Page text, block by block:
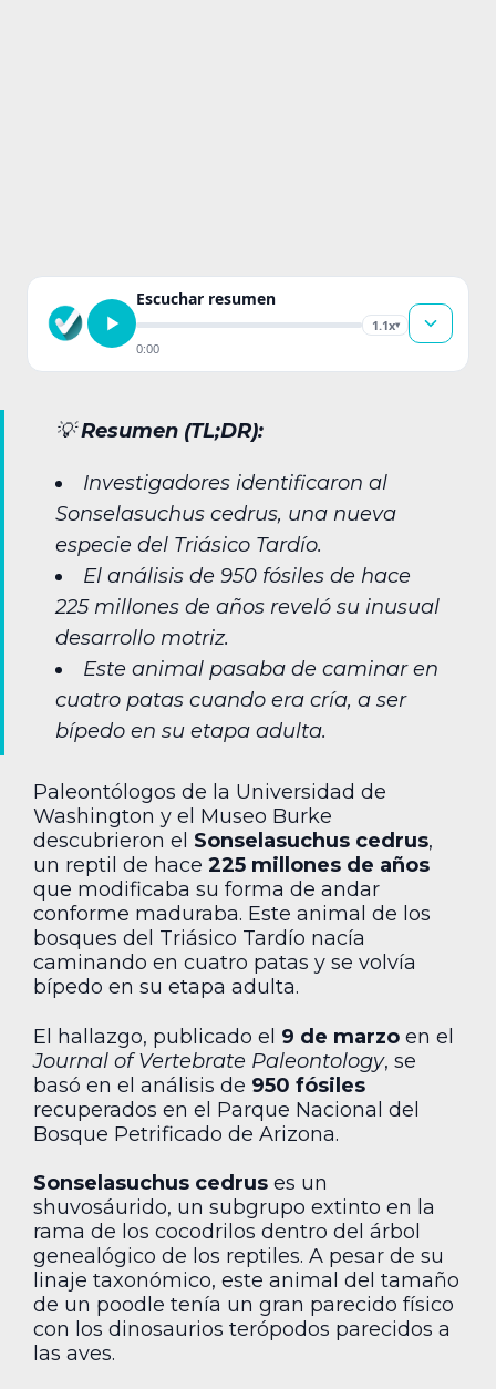
Escuchar resumen
1.1x▾
0:00
💡Resumen (TL;DR):
Investigadores identificaron al
Sonselasuchus cedrus, una nueva
especie del Triásico Tardío.
El análisis de 950 fósiles de hace
225 millones de años reveló su inusual
desarrollo motriz.
Este animal pasaba de caminar en
cuatro patas cuando era cría, a ser
bípedo en su etapa adulta.
Paleontólogos de la Universidad de
Washington y el Museo Burke
descubrieron el Sonselasuchus cedrus,
un reptil de hace 225 millones de años
que modificaba su forma de andar
conforme maduraba. Este animal de los
bosques del Triásico Tardío nacía
caminando en cuatro patas y se volvía
bípedo en su etapa adulta.
El hallazgo, publicado el 9 de marzo en el
Journal of Vertebrate Paleontology, se
basó en el análisis de 950 fósiles
recuperados en el Parque Nacional del
Bosque Petrificado de Arizona.
Sonselasuchus cedrus es un
shuvosáurido, un subgrupo extinto en la
rama de los cocodrilos dentro del árbol
genealógico de los reptiles. A pesar de su
linaje taxonómico, este animal del tamaño
de un poodle tenía un gran parecido físico
con los dinosaurios terópodos parecidos a
las aves.